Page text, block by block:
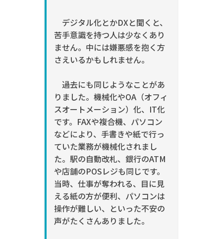
デジタル化とかDXと聞くと、
苦手意識を持つ人は少なくあり
ません。中には嫌悪感を抱く方
さえいるかもしれません。
過去にも同じようなことがあ
りました。機械化やOA （オフィ
スオートメーション）化、 IT化
です。 FAXや複合機、パソコン
などにより、手書きや紙で行っ
ていた業務が機械化されまし
た。駅の自動改札、銀行のATM
や店舗のPOSレジも同じです。
当時、仕事が奪われる、目に見
える紙の方が便利、パソコンは
操作が難しい、といった不安の
声がたくさんありました。